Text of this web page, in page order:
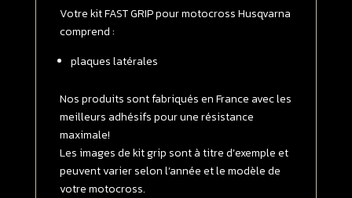
125
/
/
/450
TC
/
FC
2014
-
Votre kit FAST GRIP pour motocross Husqvarna
comprend :
plaques latérales
Nos produits sont fabriqués en France avec les
meilleurs adhésifs pour une résistance
maximale!
Les images de kit grip sont à titre d’exemple et
peuvent varier selon l’année et le modèle de
votre motocross.